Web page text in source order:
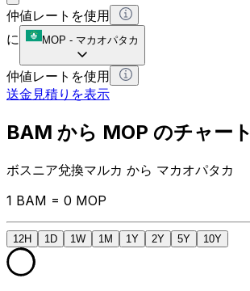
仲値レートを使用
に
MOP - マカオパタカ
仲値レートを使用
送金見積りを表示
BAM から MOP のチャート
ボスニア兌換マルカ から マカオパタカ
1 BAM = 0 MOP
12H 1D 1W 1M 1Y 2Y 5Y 10Y